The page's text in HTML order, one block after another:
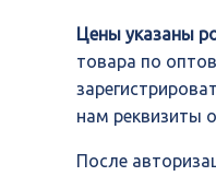
Цены указаны
товара по
нам реквизиты
После